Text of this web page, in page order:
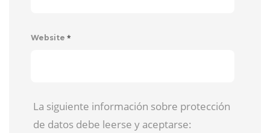
Website *
La siguiente información sobre protección
de datos debe leerse y aceptarse: